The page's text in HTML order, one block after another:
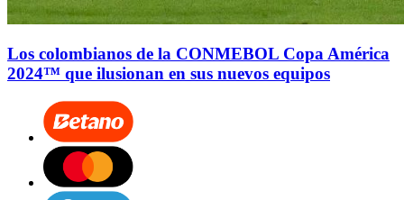
Los colombianos de la CONMEBOL Copa América
2024™ que ilusionan en sus nuevos equipos